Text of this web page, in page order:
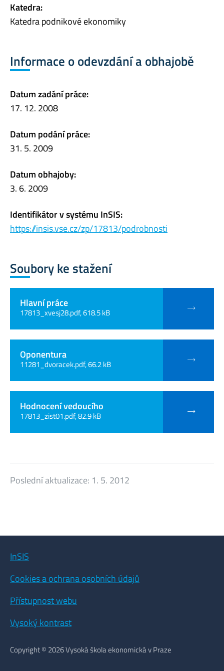
Katedra:
Katedra podnikové ekonomiky
Informace o odevzdání a obhajobě
Datum zadání práce:
17. 12. 2008
Datum podání práce:
31. 5. 2009
Datum obhajoby:
3. 6. 2009
Identifikátor v systému InSIS:
https://insis.vse.cz/zp/17813/podrobnosti
Soubory ke stažení
Hlavní práce
17813_xvesj28.pdf, 618.5 kB
Oponentura
11281_dvoracek.pdf, 66.2 kB
Hodnocení vedoucího
17813_zist01.pdf, 82.9 kB
Poslední aktualizace: 1. 5. 2012
InSIS
Cookies a ochrana osobních údajů
Přístupnost webu
Vysoký kontrast
Copyright © 2026 Vysoká škola ekonomická v Praze